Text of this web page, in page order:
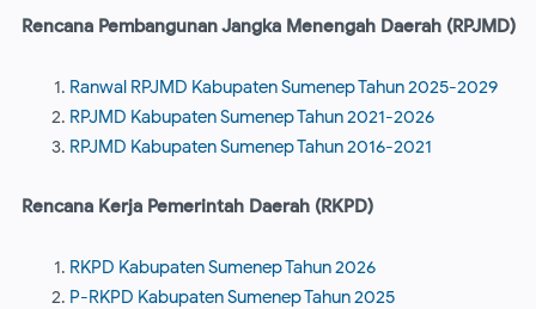
Rencana Pembangunan Jangka Menengah Daerah (RPJMD)
Ranwal RPJMD Kabupaten Sumenep Tahun 2025-2029
RPJMD Kabupaten Sumenep Tahun 2021-2026
RPJMD Kabupaten Sumenep Tahun 2016-2021
Rencana Kerja Pemerintah Daerah (RKPD)
RKPD Kabupaten Sumenep Tahun 2026
P-RKPD Kabupaten Sumenep Tahun 2025